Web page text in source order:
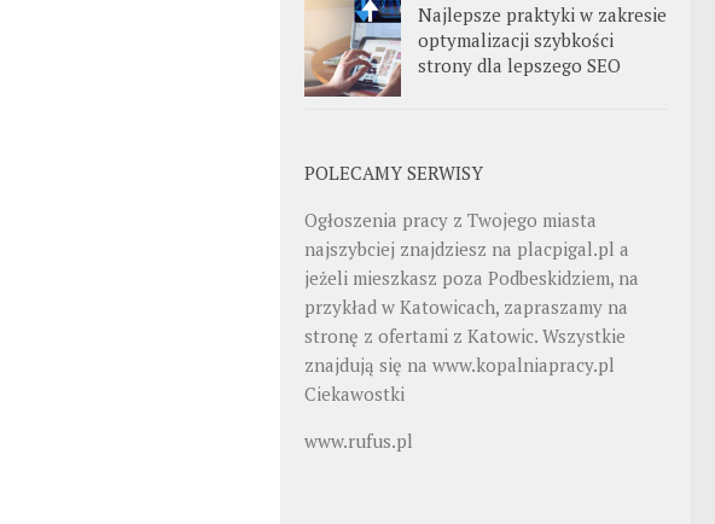
Najlepsze praktyki w zakresie
optymalizacji szybkości
strony dla lepszego SEO
POLECAMY SERWISY
Ogłoszenia pracy z Twojego miasta
najszybciej znajdziesz na placpigal.pl a
jeżeli mieszkasz poza Podbeskidziem, na
przykład w Katowicach, zapraszamy na
stronę z ofertami z Katowic. Wszystkie
znajdują się na www.kopalniapracy.pl
Ciekawostki
www.rufus.pl